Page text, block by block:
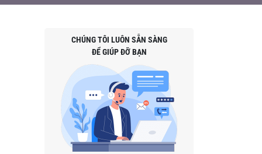
CHÚNG TÔI LUÔN SẴN SÀNG
ĐỂ GIÚP ĐỠ BẠN